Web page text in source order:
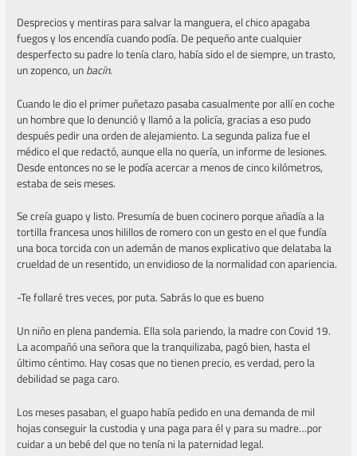
Desprecios y mentiras para salvar la manguera, el chico apagaba
fuegos y los encendía cuando podía. De pequeño ante cualquier
desperfecto su padre lo tenía claro, había sido el de siempre, un trasto,
un zopenco, unbacín.
Cuando le dio el primer puñetazo pasaba casualmente por allí en coche
un hombre que lo denunció y llamó a la policía, gracias a eso pudo
después pedir una orden de alejamiento. La segunda paliza fue el
médico el que redactó, aunque ella no quería, un informe de lesiones.
Desde entonces no se le podía acercar a menos de cinco kilómetros,
estaba de seis meses.
Se creía guapo y listo. Presumía de buen cocinero porque añadía a la
tortilla francesa unos hilillos de romero con un gesto en el que fundía
una boca torcida con un ademán de manos explicativo que delataba la
crueldad de un resentido, un envidioso de la normalidad con apariencia.
-Te follaré tres veces, por puta. Sabrás lo que es bueno
Un niño en plena pandemia. Ella sola pariendo, la madre con Covid 19.
La acompañó una señora que la tranquilizaba, pagó bien, hasta el
último céntimo. Hay cosas que no tienen precio, es verdad, pero la
debilidad se paga caro.
Los meses pasaban, el guapo había pedido en una demanda de mil
hojas conseguir la custodia y una paga para él y para su madre…por
cuidar a un bebé del que no tenía ni la paternidad legal.